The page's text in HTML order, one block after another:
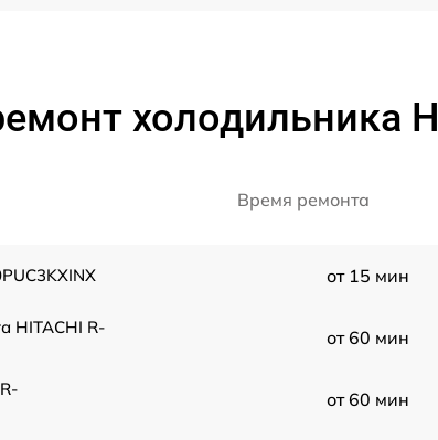
холодильника
Время ремонта
от 15 мин
HITACHI R-
от 60 мин
от 60 мин